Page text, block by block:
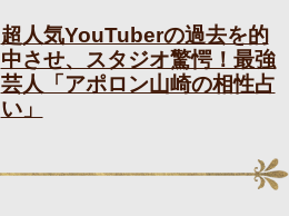
超人気YouTuberの過去を的
中させ、スタジオ驚愕！最強
芸人「アポロン山崎の相性占
い」